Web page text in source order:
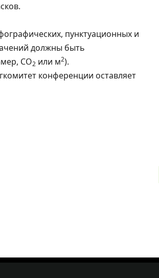
пунктуационных и
должны быть
CO2 или м2).
конференции оставляет